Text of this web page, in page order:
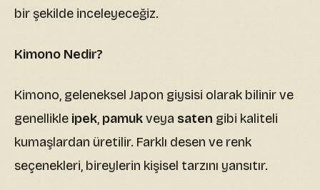
bir şekilde inceleyeceğiz.
Kimono Nedir?
Kimono, geleneksel Japon giysisi olarak bilinir ve
genellikle ipek, pamukveya saten gibi kaliteli
kumaşlardan üretilir. Farklı desen ve renk
seçenekleri, bireylerin kişisel tarzını yansıtır.